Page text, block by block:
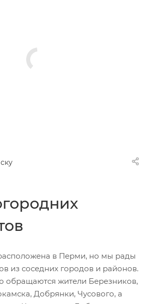
в Перми, но мы рады
из соседних городов и районов.
обращаются жители Березников,
Добрянки, Чусового, а